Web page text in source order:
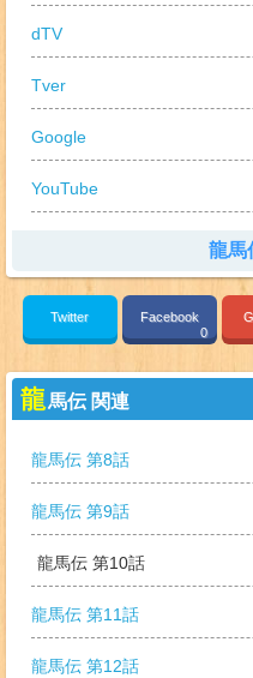
dTV
Tver
Google
YouTube
龍馬
Twitter
Facebook
0
龍馬伝 関連
龍馬伝 第8話
龍馬伝 第9話
龍馬伝 第10話
龍馬伝 第11話
龍馬伝 第12話